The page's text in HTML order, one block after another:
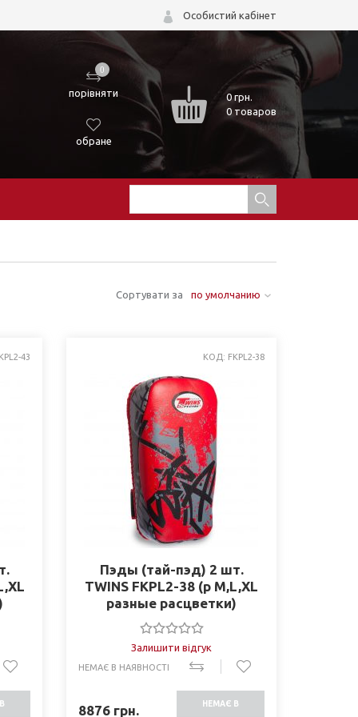
Особистий кабінет
0
порівняти
обране
0грн.
0 товаров
Сортувати за по умолчанию
43 КОД: FKPL2-38
Пэды (тай-пэд) 2 шт.
TWINS FKPL2-38 (р M,L,XL
разные раcцветки)
Залишити відгук
НЕМАЄ В НАЯВНОСТІ
8876 грн. НЕМАЄ В